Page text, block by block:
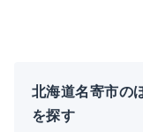
北海道名寄市の
を探す